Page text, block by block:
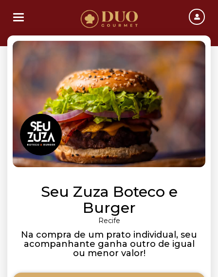
Toggle navigation
Seu Zuza Boteco e
Burger
Recife
Na compra de um prato individual, seu
acompanhante ganha outro de igual
ou menor valor!